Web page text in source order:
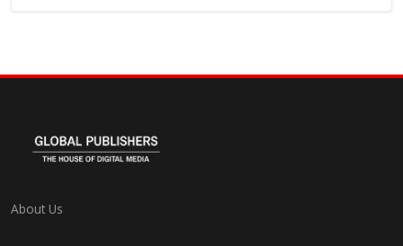
About Us